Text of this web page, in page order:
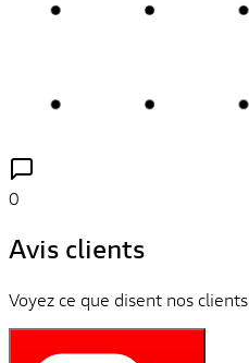
0
Avis clients
Voyez ce que disent nos clients